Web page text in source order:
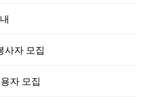
사자 모집
자 모집